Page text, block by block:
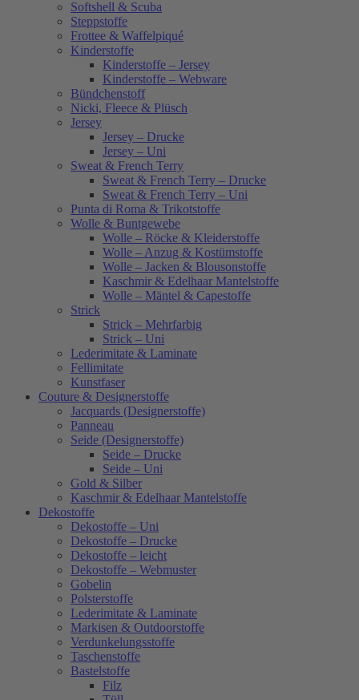
Softshell & Scuba
Steppstoffe
Frottee & Waffelpiqué
Kinderstoffe
Kinderstoffe – Jersey
Kinderstoffe – Webware
Bündchenstoff
Nicki, Fleece & Plüsch
Jersey
Jersey – Drucke
Jersey – Uni
Sweat & French Terry
Sweat & French Terry – Drucke
Sweat & French Terry – Uni
Punta di Roma & Trikotstoffe
Wolle & Buntgewebe
Wolle – Röcke & Kleiderstoffe
Wolle – Anzug & Kostümstoffe
Wolle – Jacken & Blousonstoffe
Kaschmir & Edelhaar Mantelstoffe
Wolle – Mäntel & Capestoffe
Strick
Strick – Mehrfarbig
Strick – Uni
Lederimitate & Laminate
Fellimitate
Kunstfaser
Couture & Designerstoffe
Jacquards (Designerstoffe)
Panneau
Seide (Designerstoffe)
Seide – Drucke
Seide – Uni
Gold & Silber
Kaschmir & Edelhaar Mantelstoffe
Dekostoffe
Dekostoffe – Uni
Dekostoffe – Drucke
Dekostoffe – leicht
Dekostoffe – Webmuster
Gobelin
Polsterstoffe
Lederimitate & Laminate
Markisen & Outdoorstoffe
Verdunkelungsstoffe
Taschenstoffe
Bastelstoffe
Filz